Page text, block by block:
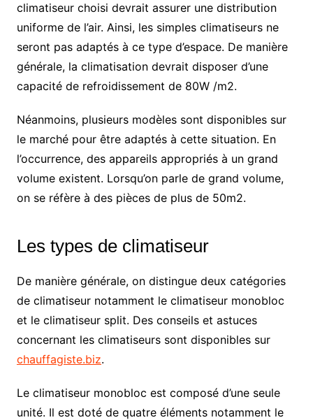
climatiseur choisi devrait assurer une distribution
uniforme de l’air. Ainsi, les simples climatiseurs ne
seront pas adaptés à ce type d’espace. De manière
générale, la climatisation devrait disposer d’une
capacité de refroidissement de 80W /m2.
Néanmoins, plusieurs modèles sont disponibles sur
le marché pour être adaptés à cette situation. En
l’occurrence, des appareils appropriés à un grand
volume existent. Lorsqu’on parle de grand volume,
on se réfère à des pièces de plus de 50m2.
Les types de climatiseur
De manière générale, on distingue deux catégories
de climatiseur notamment le climatiseur monobloc
et le climatiseur split. Des conseils et astuces
concernant les climatiseurs sont disponibles sur
chauffagiste.biz.
Le climatiseur monobloc est composé d’une seule
unité. Il est doté de quatre éléments notamment le